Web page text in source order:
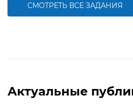
СМОТРЕТЬ ВСЕ ЗАДАНИЯ
Актуальные